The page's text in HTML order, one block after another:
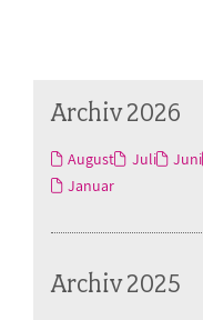
Archiv 2026
August Juli Juni
Januar
Archiv 2025